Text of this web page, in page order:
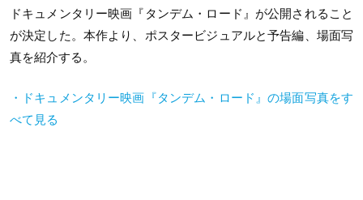
ドキュメンタリー映画『タンデム・ロード』が公開されること
が決定した。本作より、ポスタービジュアルと予告編、場面写
真を紹介する。
・ドキュメンタリー映画『タンデム・ロード』の場面写真をす
べて見る